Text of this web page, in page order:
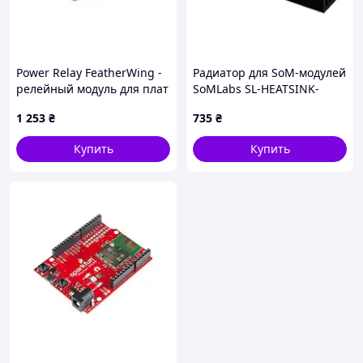
Power Relay FeatherWing -
релейный модуль для плат
1 253 ₴
Купить
Радиатор для SoM-модулей
SoMLabs SL-HEATSINK-
60x20x10 мм, до 4,1 Вт,
анодированное покрытие,
самоклеящийся.
735 ₴
Купить